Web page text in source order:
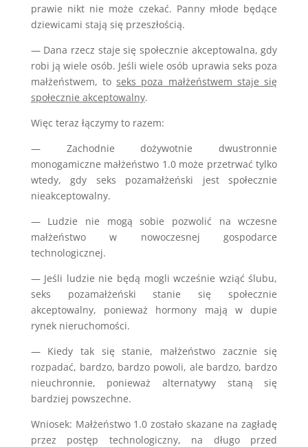
prawie nikt nie może czekać. Panny młode będące
dziewicami stają się przeszłością.
— Dana rzecz staje się społecznie akceptowalna, gdy
robi ją wiele osób. Jeśli wiele osób uprawia seks poza
małżeństwem, toseks poza małżeństwem staje się
społecznie akceptowalny.
Więc teraz łączymy to razem:
— Zachodnie dożywotnie dwustronnie
monogamiczne małżeństwo 1.0 może przetrwać tylko
wtedy, gdy seks pozamałżeński jest społecznie
nieakceptowalny.
— Ludzie nie mogą sobie pozwolić na wczesne
małżeństwo w nowoczesnej gospodarce
technologicznej.
— Jeśli ludzie nie będą mogli wcześnie wziąć ślubu,
seks pozamałżeński stanie się społecznie
akceptowalny, ponieważ hormony mają w dupie
rynek nieruchomości.
— Kiedy tak się stanie, małżeństwo zacznie się
rozpadać, bardzo, bardzo powoli, ale bardzo, bardzo
nieuchronnie, ponieważ alternatywy staną się
bardziej powszechne.
Wniosek: Małżeństwo 1.0 zostało skazane na zagładę
przez postęp technologiczny, na długo przed